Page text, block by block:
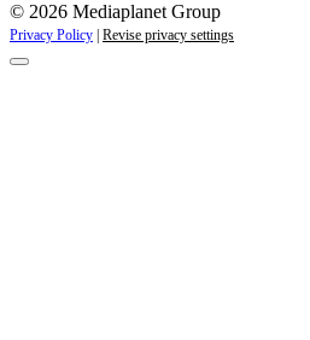
© 2026 Mediaplanet Group
Privacy Policy Revise privacy settings